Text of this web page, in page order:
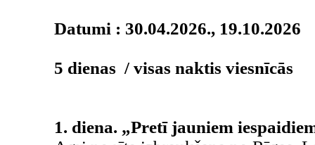
Datumi : 30.04.2026., 19.10.2026
5 dienas / visas naktis viesnīcās
1. diena. „Pretī jauniem